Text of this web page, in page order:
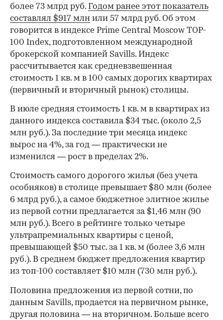
более 73 млрд руб. Годом ранее этот показатель
составлял $917 млн или 57 млрд руб. Об этом
говорится в индексе Prime Central Moscow TOP-
100 Index, подготовленном международной
брокерской компанией Savills. Индекс
рассчитывается как средневзвешенная
стоимость 1 кв. м в 100 самых дорогих квартирах
(первичный и вторичный рынок) столицы.
В июле средняя стоимость 1 кв. м в квартирах из
данного индекса составила $34 тыс. (около 2,5
млн руб.). За последние три месяца индекс
вырос на 4%, за год — практически не
изменился — рост в пределах 2%.
Стоимость самого дорогого жилья (без учета
особняков) в столице превышает $80 млн (более
6 млрд руб.), а самое бюджетное элитное жилье
из первой сотни предлагается за $1,46 млн (90
млн руб.). Всего в рейтинге только четыре
ультрапремиальных квартиры с ценой,
превышающей $50 тыс. за 1 кв. м (более 3,6 млн
руб.). В среднем бюджет предложения квартир
из топ-100 составляет $10 млн (730 млн руб.).
Половина предложения из первой сотни, по
данным Savills, продается на первичном рынке,
другая половина — на вторичном. Больше всего